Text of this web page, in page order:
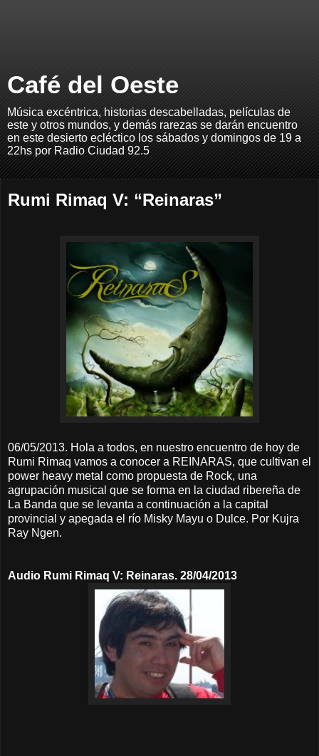
Café del Oeste
Música excéntrica, historias descabelladas, películas de
este y otros mundos, y demás rarezas se darán encuentro
en este desierto ecléctico los sábados y domingos de 19 a
22hs por Radio Ciudad 92.5
Rumi Rimaq V: “Reinaras”
06/05/2013. Hola a todos, en nuestro encuentro de hoy de
Rumi Rimaq vamos a conocer a REINARAS, que cultivan el
power heavy metal como propuesta de Rock, una
agrupación musical que se forma en la ciudad ribereña de
La Banda que se levanta a continuación a la capital
provincial y apegada el río Misky Mayu o Dulce. Por Kujra
Ray Ngen.
Audio Rumi Rimaq V: Reinaras. 28/04/2013